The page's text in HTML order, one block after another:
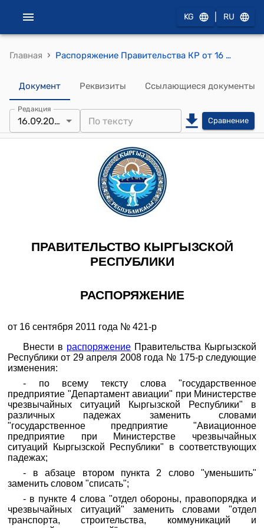
KG RU
Главная › Распоряжение Правительства КР от 16 сентября 2011 года № 421-р (О внесении изменений в распоряжение Правительства Кыргызской Республики от 29 апреля 2008 года № 175-р)
Документ Реквизиты Ссылающиеся документы
Редакция
16.09.2011 Сравнение